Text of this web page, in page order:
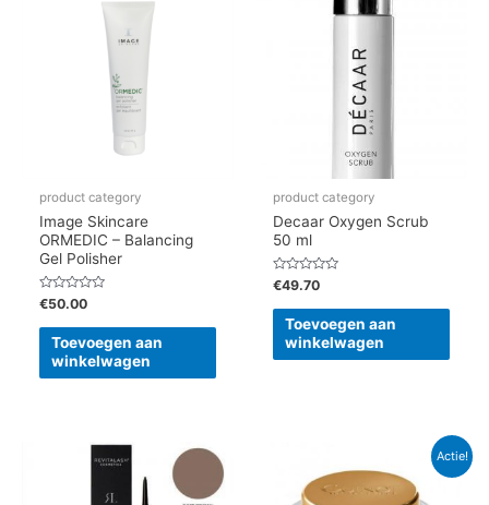
product category
Image Skincare
ORMEDIC – Balancing
Gel Polisher
Gewaardeerd
0
uit
€50.00
Toevoegen aan
winkelwagen
product category
Decaar Oxygen Scrub
50 ml
Gewaardeerd
0
uit
€49.70
Toevoegen aan
winkelwagen
Actie!
was:
€80.62.